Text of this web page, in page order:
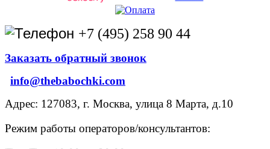
+7 (495) 258 90 44
Заказать обратный звонок
info@thebabochki.com
Адрес: 127083, г. Москва, улица 8 Марта, д.10
Режим работы операторов/консультантов: